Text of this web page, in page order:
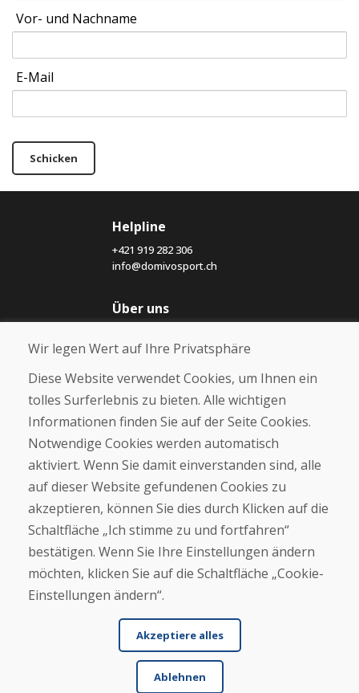
Vor- und Nachname
E-Mail
Schicken
Helpline
+421 919 282 306
info@domivosport.ch
Über uns
Über uns
Kontakt
Kaufen
E-Shop
Geschäftsbedingungen
Zahlung
Beschwerde
Rückgabe und Umtausch von Waren
Cookies
Wir legen Wert auf Ihre Privatsphäre
Diese Website verwendet Cookies, um Ihnen ein
tolles Surferlebnis zu bieten. Alle wichtigen
Informationen finden Sie auf der Seite Cookies.
Notwendige Cookies werden automatisch
aktiviert. Wenn Sie damit einverstanden sind, alle
auf dieser Website gefundenen Cookies zu
akzeptieren, können Sie dies durch Klicken auf die
Schaltfläche „Ich stimme zu und fortfahren“
bestätigen. Wenn Sie Ihre Einstellungen ändern
möchten, klicken Sie auf die Schaltfläche „Cookie-
Einstellungen ändern“.
Akzeptiere alles
Ablehnen